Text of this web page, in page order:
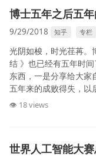
博士五年之后五年
9/29/2018 知乎 专栏
光阴如梭，时光荏苒。
结 》也已经有五年时
东西，一是分享给大家
五年来的成败得失，以
👁 18 views
世界人工智能大